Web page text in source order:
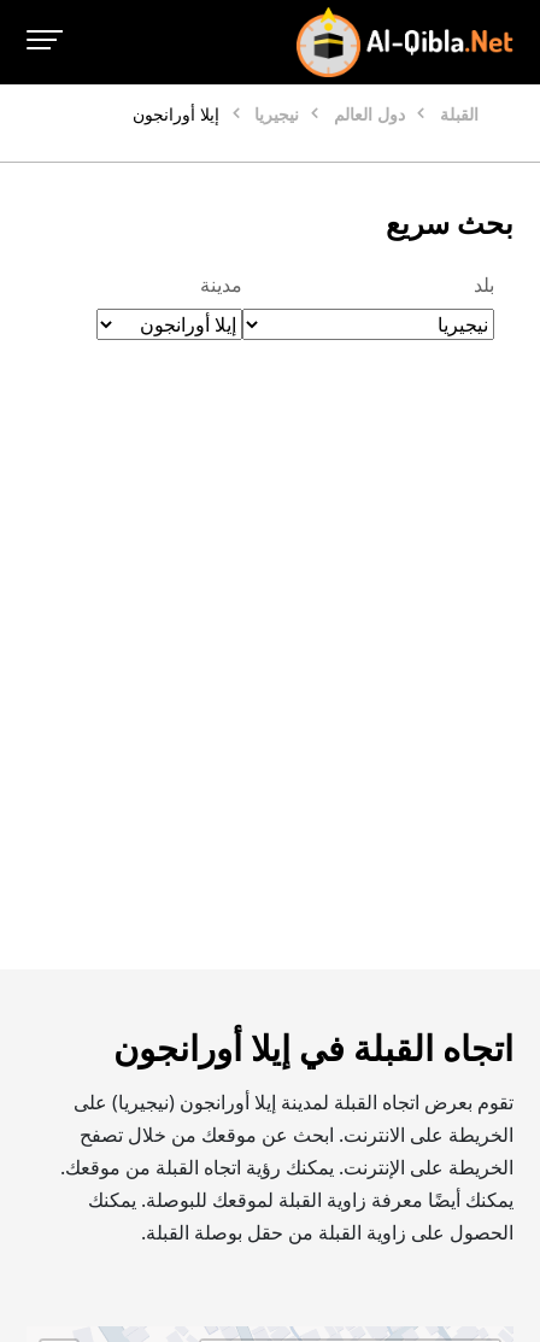
القبلة دول العالم نيجيريا إيلا أورانجون
بحث سريع
بلد مدينة
اتجاه القبلة في إيلا أورانجون
تقوم بعرض اتجاه القبلة لمدينة إيلا أورانجون (نيجيريا) على
الخريطة على الانترنت. ابحث عن موقعك من خلال تصفح
الخريطة على الإنترنت. يمكنك رؤية اتجاه القبلة من موقعك.
يمكنك أيضًا معرفة زاوية القبلة لموقعك للبوصلة. يمكنك
الحصول على زاوية القبلة من حقل بوصلة القبلة.